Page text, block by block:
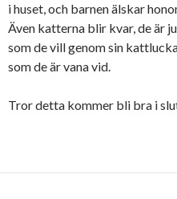
i huset, och barnen älskar
Även katterna blir kvar, de är
som de vill genom sin
som de är vana vid.
Tror detta kommer bli bra i